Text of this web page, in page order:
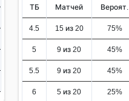
ТБ Матчей Вероят.
4.5 15 из 20 75%
5 9 из 20 45%
5.5 9 из 20 45%
6 5 из 20 25%